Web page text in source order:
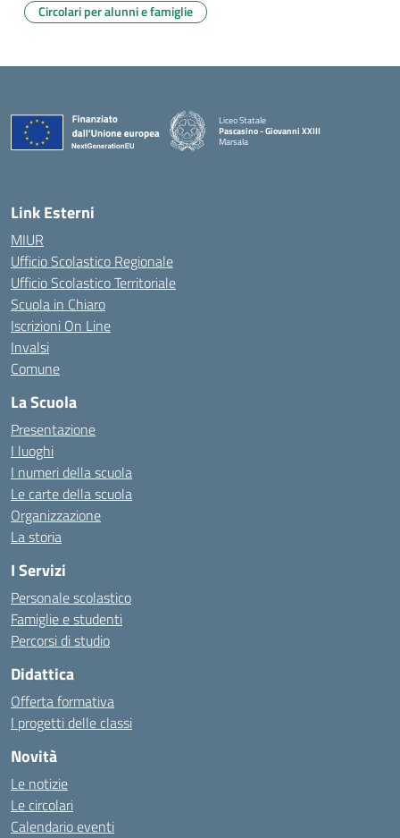
Circolari per alunni e famiglie
Liceo Statale
Pascasino - Giovanni XXIII
Marsala
Link Esterni
MIUR
Ufficio Scolastico Regionale
Ufficio Scolastico Territoriale
Scuola in Chiaro
Iscrizioni On Line
Invalsi
Comune
La Scuola
Presentazione
I luoghi
I numeri della scuola
Le carte della scuola
Organizzazione
La storia
I Servizi
Personale scolastico
Famiglie e studenti
Percorsi di studio
Didattica
Offerta formativa
I progetti delle classi
Novità
Le notizie
Le circolari
Calendario eventi